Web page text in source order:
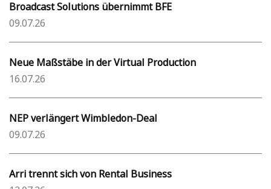
Broadcast Solutions übernimmt BFE
09.07.26
Neue Maßstäbe in der Virtual Production
16.07.26
NEP verlängert Wimbledon-Deal
09.07.26
Arri trennt sich von Rental Business